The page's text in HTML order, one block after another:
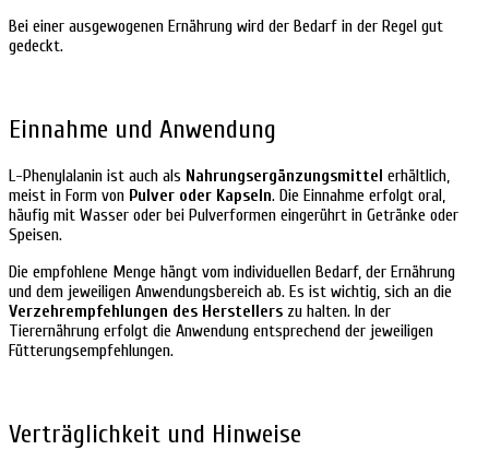
Bei einer ausgewogenen Ernährung wird der Bedarf in der Regel gut
gedeckt.
Einnahme und Anwendung
L-Phenylalanin ist auch als Nahrungsergänzungsmittel erhältlich,
meist in Form von Pulver oder Kapseln. Die Einnahme erfolgt oral,
häufig mit Wasser oder bei Pulverformen eingerührt in Getränke oder
Speisen.
Die empfohlene Menge hängt vom individuellen Bedarf, der Ernährung
und dem jeweiligen Anwendungsbereich ab. Es ist wichtig, sich an die
Verzehrempfehlungen des Herstellers zu halten. In der
Tierernährung erfolgt die Anwendung entsprechend der jeweiligen
Fütterungsempfehlungen.
Verträglichkeit und Hinweise